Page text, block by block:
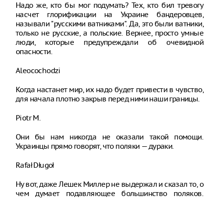
Надо же, кто бы мог подумать? Тех, кто бил тревогу
насчет глорификации на Украине бандеровцев,
называли "русскими ватниками". Да, это были ватники,
только не русские, а польские. Вернее, просто умные
люди, которые предупреждали об очевидной
опасности.
Aleocochodzi
Когда настанет мир, их надо будет привести в чувство,
для начала плотно закрыв перед ними наши границы.
Piotr M.
Они бы нам никогда не оказали такой помощи.
Украинцы прямо говорят, что поляки — дураки.
Rafał Długoł
Ну вот, даже Лешек Миллер не выдержал и сказал то, о
чем думает подавляющее большинство поляков.